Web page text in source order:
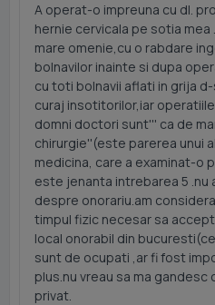
A operat-o impreuna cu dl.
hernie cervicala pe sotia
mare omenie,cu o rabdare
bolnavilor inainte si dupa
cu toti bolnavii aflati in grija
curaj insotitorilor,iar
domni doctori sunt''' ca de
chirurgie''(este parerea unui
medicina, care a examinat-o
este jenanta intrebarea 5 .nu
despre onorariu.am
timpul fizic necesar sa
local onorabil din
sunt de ocupati ,ar fi fost
plus.nu vreau sa ma
privat.